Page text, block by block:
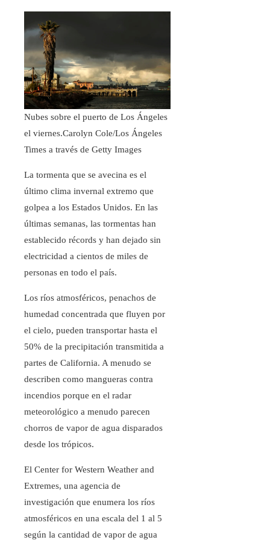
Nubes sobre el puerto de Los Ángeles
el viernes.Carolyn Cole/Los Ángeles
Times a través de Getty Images
La tormenta que se avecina es el
último clima invernal extremo que
golpea a los Estados Unidos. En las
últimas semanas, las tormentas han
establecido récords y han dejado sin
electricidad a cientos de miles de
personas en todo el país.
Los ríos atmosféricos, penachos de
humedad concentrada que fluyen por
el cielo, pueden transportar hasta el
50% de la precipitación transmitida a
partes de California. A menudo se
describen como mangueras contra
incendios porque en el radar
meteorológico a menudo parecen
chorros de vapor de agua disparados
desde los trópicos.
El Center for Western Weather and
Extremes, una agencia de
investigación que enumera los ríos
atmosféricos en una escala del 1 al 5
según la cantidad de vapor de agua